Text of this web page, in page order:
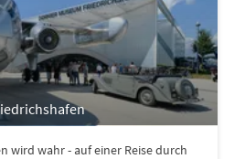
wird wahr - auf einer Reise durch